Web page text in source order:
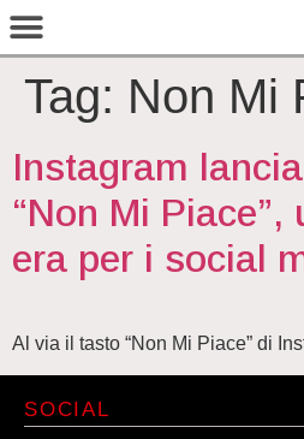
Tag: Non Mi
Instagram
“Non Mi Piace”,
era per i social
Al via il tasto “Non Mi Piace” di
SOCIAL